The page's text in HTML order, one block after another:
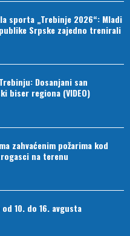
sporta „Trebinje 2026“: Mladi
Srpske zajedno trenirali
Dosanjani san
biser regiona (VIDEO)
zahvaćenim požarima kod
na terenu
10. do 16. avgusta